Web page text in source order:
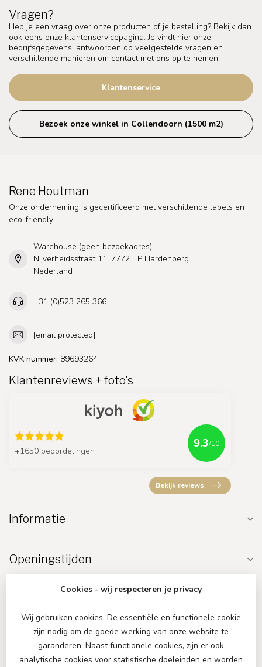
Vragen?
Heb je een vraag over onze producten of je bestelling? Bekijk dan
ook eens onze klantenservicepagina. Je vindt hier onze
bedrijfsgegevens, antwoorden op veelgestelde vragen en
verschillende manieren om contact met ons op te nemen.
Klantenservice
Bezoek onze winkel in Collendoorn (1500 m2)
Rene Houtman
Onze onderneming is gecertificeerd met verschillende labels en
eco-friendly.
Warehouse (geen bezoekadres)
Nijverheidsstraat 11, 7772 TP Hardenberg
Nederland
+31 (0)523 265 366
[email protected]
KVK nummer: 89693264
Klantenreviews + foto's
+1650 beoordelingen
9.3/10
Bekijk reviews
Informatie
Openingstijden
Cookies - wij respecteren je privacy
Wij gebruiken cookies. De essentiële en functionele cookie
zijn nodig om de goede werking van onze website te
garanderen. Naast functionele cookies, zijn er ook
analytische cookies voor statistische doeleinden en worden